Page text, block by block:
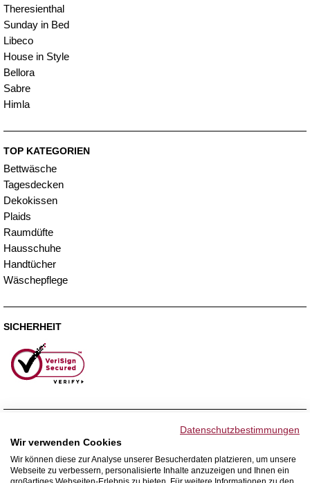
Theresienthal
Sunday in Bed
Libeco
House in Style
Bellora
Sabre
Himla
TOP KATEGORIEN
Bettwäsche
Tagesdecken
Dekokissen
Plaids
Raumdüfte
Hausschuhe
Handtücher
Wäschepflege
SICHERHEIT
Datenschutzbestimmungen
Wir verwenden Cookies
Wir können diese zur Analyse unserer Besucherdaten platzieren, um unsere
Webseite zu verbessern, personalisierte Inhalte anzuzeigen und Ihnen ein